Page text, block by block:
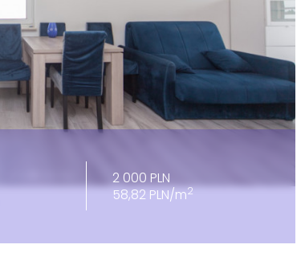
2 000 PLN
58,82 PLN/m2